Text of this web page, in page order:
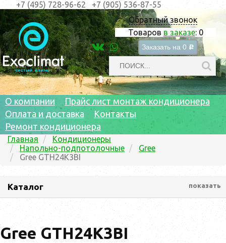
Обратный звонок
Товаров в заказе: 0
Заказать на 0 c
+7 (495) 728-96-62 +7 (905) 536-87-55
О компании
Прайс лист монтаж кондиционера
Оплата и доставка
Контакты
Ремонт кондиционера
Главная
Кондиционеры
Напольно-подпотолочные
Gree
Gree GTH24K3BI
Каталог показать
Gree GTH24K3BI